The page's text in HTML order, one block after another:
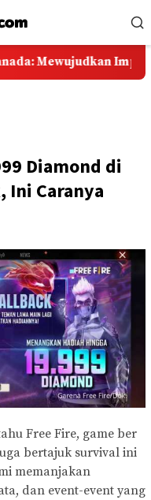
Mewujudkan Impian
Diamond di
Ini Caranya
Free Fire, game ber
bertajuk survival ini
memanjakan
dan event-event yang